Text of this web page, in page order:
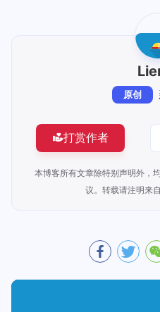
原创
打赏作者
本博客所有文章除特别声明外，
议。转载请注明来自